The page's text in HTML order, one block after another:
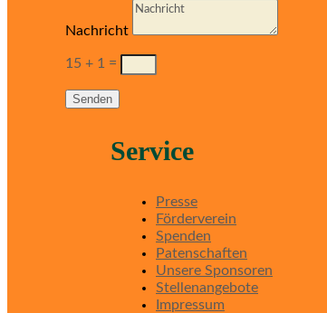
Nachricht
15 + 1 =
Senden
Service
Presse
Förderverein
Spenden
Patenschaften
Unsere Sponsoren
Stellenangebote
Impressum